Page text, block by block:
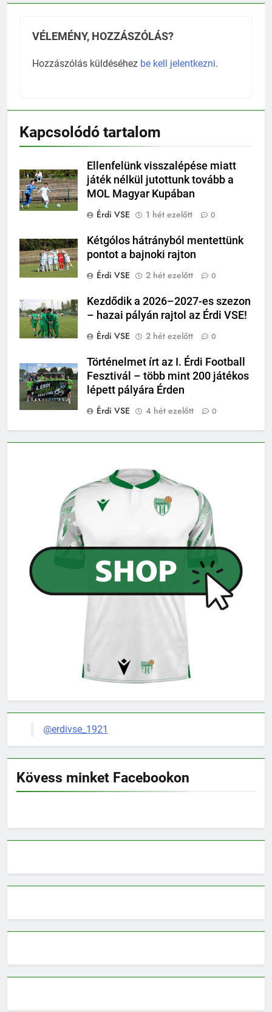
VÉLEMÉNY, HOZZÁSZÓLÁS?
Hozzászólás küldéséhez be kell jelentkezni.
Kapcsolódó tartalom
Ellenfelünk visszalépése miatt
játék nélkül jutottunk tovább a
MOL Magyar Kupában
Érdi VSE
1 hét ezelőtt 0
Kétgólos hátrányból mentettünk
pontot a bajnoki rajton
Érdi VSE
2 hét ezelőtt 0
Kezdődik a 2026–2027-es szezon
– hazai pályán rajtol az Érdi VSE!
Érdi VSE
2 hét ezelőtt 0
Történelmet írt az I. Érdi Football
Fesztivál – több mint 200 játékos
lépett pályára Érden
Érdi VSE
4 hét ezelőtt 0
@erdivse_1921
Kövess minket Facebookon